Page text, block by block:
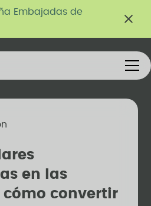
Embajadas de
en las
convertir